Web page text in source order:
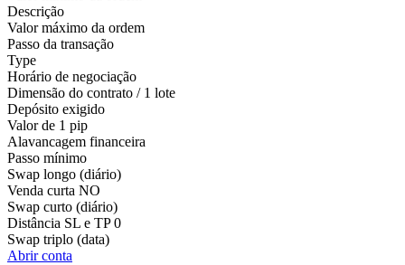
Descrição
Valor máximo da ordem
Passo da transação
Type
Horário de negociação
Dimensão do contrato / 1 lote
Depósito exigido
Valor de 1 pip
Alavancagem financeira
Passo mínimo
Swap longo (diário)
Venda curta NO
Swap curto (diário)
Distância SL e TP 0
Swap triplo (data)
Abrir conta